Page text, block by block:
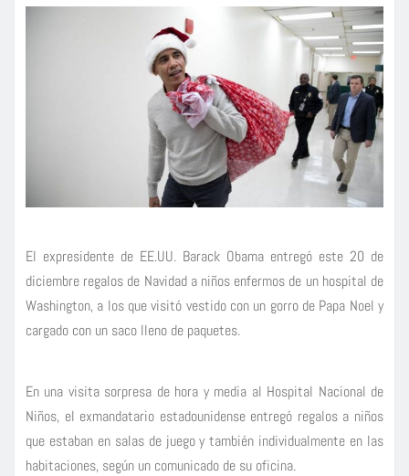
El expresidente de EE.UU. Barack Obama entregó este 20 de
diciembre regalos de Navidad a niños enfermos de un hospital de
Washington, a los que visitó vestido con un gorro de Papa Noel y
cargado con un saco lleno de paquetes.
En una visita sorpresa de hora y media al Hospital Nacional de
Niños, el exmandatario estadounidense entregó regalos a niños
que estaban en salas de juego y también individualmente en las
habitaciones, según un comunicado de su oficina.